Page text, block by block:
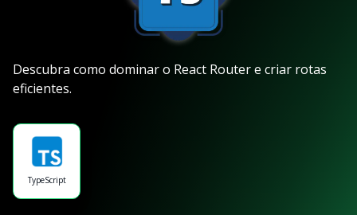
Descubra como dominar o React Router e criar rotas
eficientes.
TypeScript